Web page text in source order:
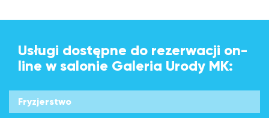
Usługi dostępne do rezerwacji on-
line w salonie Galeria Urody MK:
Fryzjerstwo